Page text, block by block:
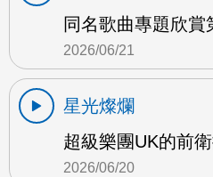
同名歌曲專題欣賞
2026/06/21
星光燦爛
超級樂團UK的前
2026/06/20